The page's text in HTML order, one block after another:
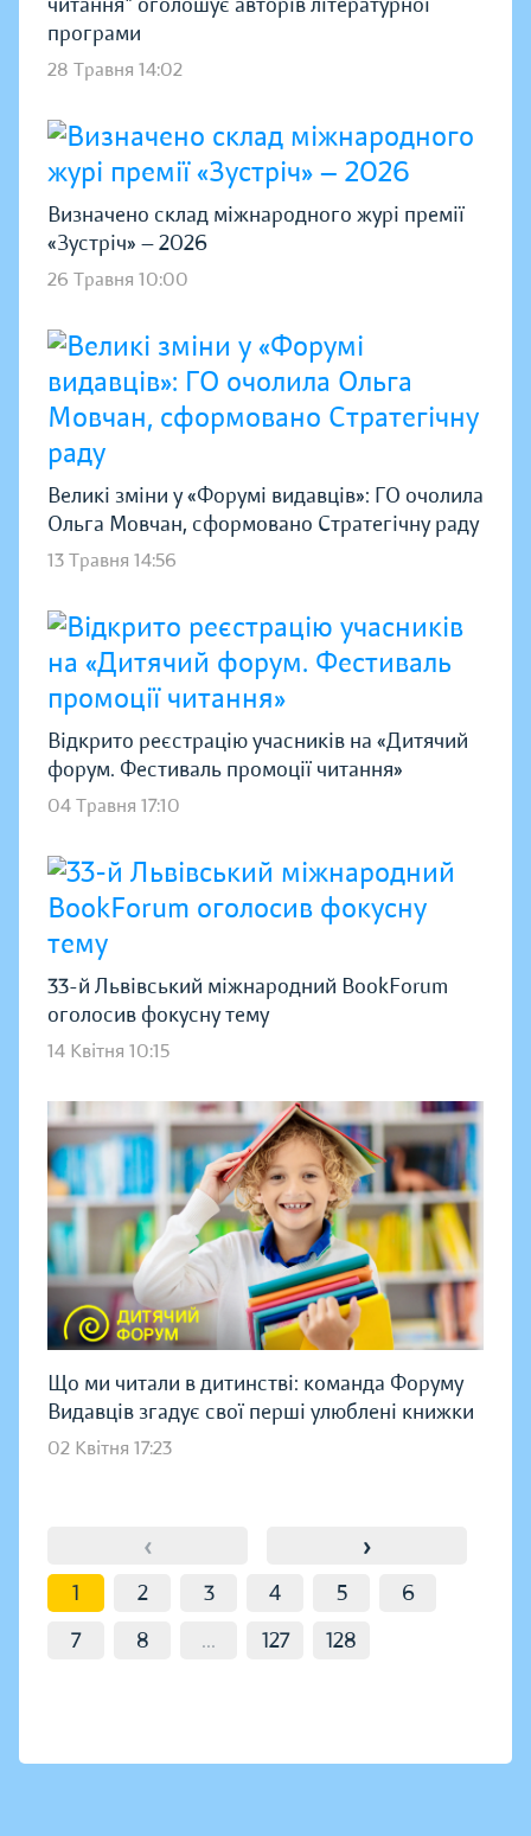
програми
28 Травня 14:02
Визначено склад міжнародного журі премії
«Зустріч» — 2026
26 Травня 10:00
Великі зміни у «Форумі видавців»: ГО очолила
Ольга Мовчан, сформовано Стратегічну раду
13 Травня 14:56
Відкрито реєстрацію учасників на «Дитячий
форум. Фестиваль промоції читання»
04 Травня 17:10
33-й Львівський міжнародний BookForum
оголосив фокусну тему
14 Квітня 10:15
Що ми читали в дитинстві: команда Форуму
Видавців згадує свої перші улюблені книжки
02 Квітня 17:23
‹
1 2 3 4 5
6
7
8 ... 127 128
›